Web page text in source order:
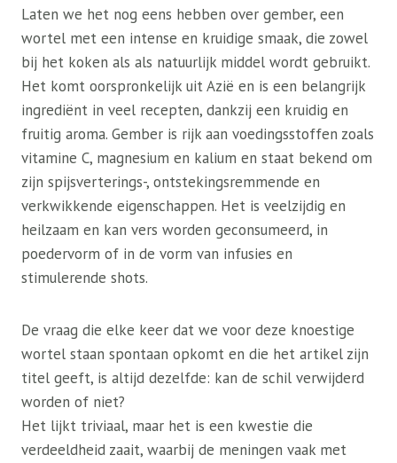
Laten we het nog eens hebben over gember, een
wortel met een intense en kruidige smaak, die zowel
bij het koken als als natuurlijk middel wordt gebruikt.
Het komt oorspronkelijk uit Azië en is een belangrijk
ingrediënt in veel recepten, dankzij een kruidig ​​en
fruitig aroma. Gember is rijk aan voedingsstoffen zoals
vitamine C, magnesium en kalium en staat bekend om
zijn spijsverterings-, ontstekingsremmende en
verkwikkende eigenschappen. Het is veelzijdig en
heilzaam en kan vers worden geconsumeerd, in
poedervorm of in de vorm van infusies en
stimulerende shots.
De vraag die elke keer dat we voor deze knoestige
wortel staan ​​spontaan opkomt en die het artikel zijn
titel geeft, is altijd dezelfde: kan de schil verwijderd
worden of niet?
Het lijkt triviaal, maar het is een kwestie die
verdeeldheid zaait, waarbij de meningen vaak met